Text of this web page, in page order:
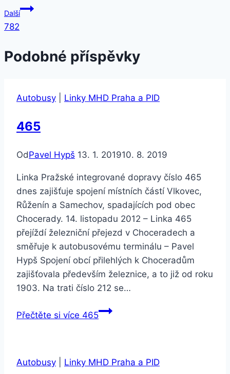
Další
782
Podobné příspěvky
Autobusy Linky MHD Praha a PID
465
OdPavel Hypš 13. 1. 201910. 8. 2019
Linka Pražské integrované dopravy číslo 465
dnes zajišťuje spojení místních částí Vlkovec,
Růženín a Samechov, spadajících pod obec
Chocerady. 14. listopadu 2012 – Linka 465
přejíždí železniční přejezd v Choceradech a
směřuje k autobusovému terminálu – Pavel
Hypš Spojení obcí přilehlých k Choceradům
zajišťovala především železnice, a to již od roku
1903. Na trati číslo 212 se…
Přečtěte si více 465
Autobusy Linky MHD Praha a PID